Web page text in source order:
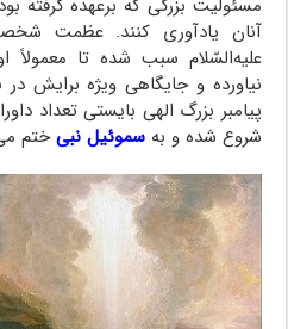
مسئولیت بزرگی که برعهده گرفته
آنان یادآوری کنند. عظمت
علیه‌السّلام سبب شده تا معمولاً
نیاورده و جایگاهی ویژه برایش
شروع شده و بهسموئیل نبیختم